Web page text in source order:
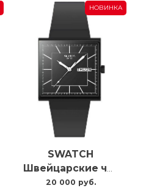
НОВИНКА
SWATCH
Швейцарские часы Swatch What If…blackagain? SO34B701
20 000 руб.